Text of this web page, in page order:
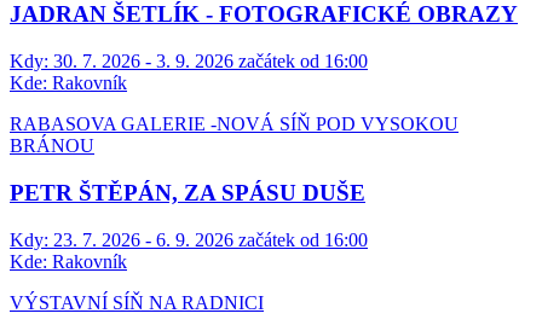
JADRAN ŠETLÍK - FOTOGRAFICKÉ OBRAZY
Kdy: 30. 7. 2026 - 3. 9. 2026 začátek od 16:00
Kde: Rakovník
RABASOVA GALERIE -NOVÁ SÍŇ POD VYSOKOU
BRÁNOU
PETR ŠTĚPÁN, ZA SPÁSU DUŠE
Kdy: 23. 7. 2026 - 6. 9. 2026 začátek od 16:00
Kde: Rakovník
VÝSTAVNÍ SÍŇ NA RADNICI